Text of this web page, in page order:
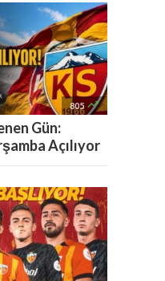
805 
Gün:
Açılıyor